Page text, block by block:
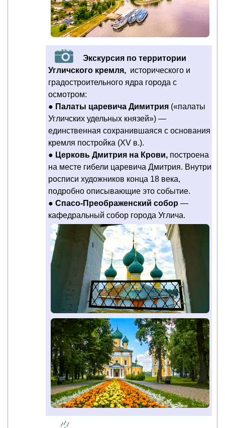
Экскурсия по территории
Угличского кремля, исторического и
градостроительного ядра города с
осмотром:
● Палаты царевича Димитрия («палаты
Угличских удельных князей») —
единственная сохранившаяся с основания
кремля постройка (XV в.).
● Церковь Дмитрия на Крови, построена
на месте гибели царевича Дмитрия. Внутри
росписи художников конца 18 века,
подробно описывающие это событие.
● Спасо-Преображенский собор —
кафедральный собор города Углича.